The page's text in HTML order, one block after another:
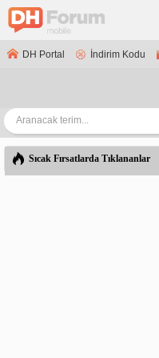
DH Portal İndirim Kodu
Sıcak Fırsatlarda Tıklananlar